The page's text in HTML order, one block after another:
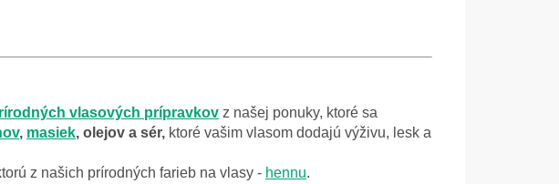
vlasových prípravkov z našej ponuky, ktoré sa
, masiek, olejov a sér, ktoré vašim vlasom dodajú výživu, lesk a
z našich prírodných farieb na vlasy - hennu.